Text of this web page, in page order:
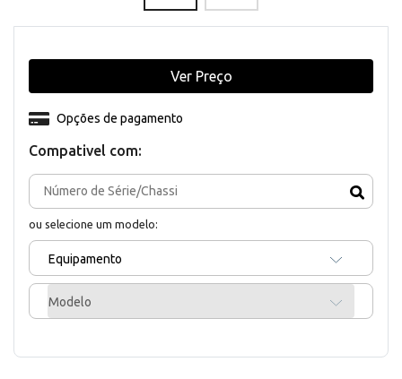
Compativel com:
ou selecione um modelo:
Equipamento
Modelo
Opções de pagamento
Ver Preço